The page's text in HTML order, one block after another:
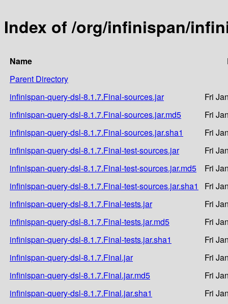
Index of /org/infinispan/
Name
Parent Directory
infinispan-query-dsl-8.1.7.Final-sources.jar
Fri
infinispan-query-dsl-8.1.7.Final-sources.jar.md5
Fri
infinispan-query-dsl-8.1.7.Final-sources.jar.sha1
Fri
infinispan-query-dsl-8.1.7.Final-test-sources.jar
Fri
infinispan-query-dsl-8.1.7.Final-test-sources.jar.md5
Fri
infinispan-query-dsl-8.1.7.Final-test-sources.jar.sha1
Fri
infinispan-query-dsl-8.1.7.Final-tests.jar
Fri
infinispan-query-dsl-8.1.7.Final-tests.jar.md5
Fri
infinispan-query-dsl-8.1.7.Final-tests.jar.sha1
Fri
infinispan-query-dsl-8.1.7.Final.jar
Fri
infinispan-query-dsl-8.1.7.Final.jar.md5
Fri
infinispan-query-dsl-8.1.7.Final.jar.sha1
Fri